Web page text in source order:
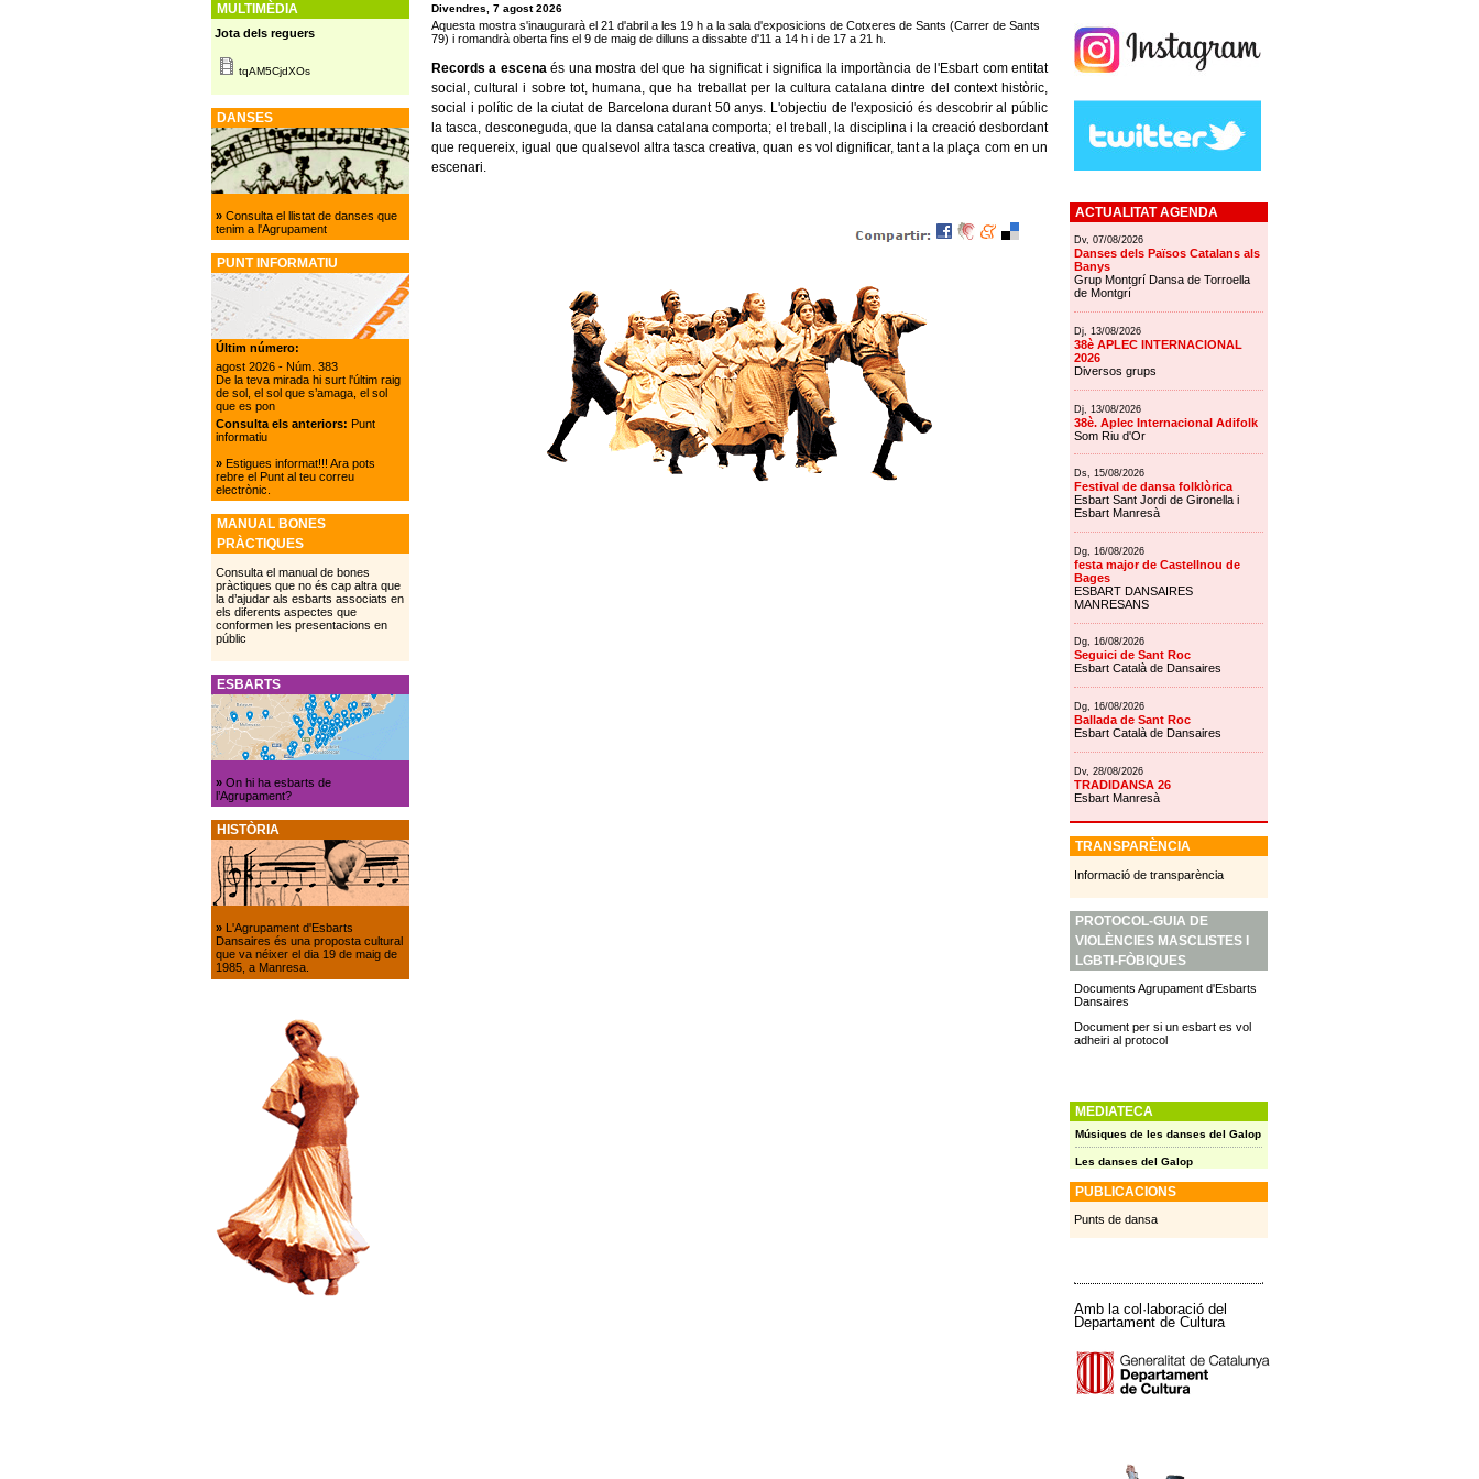
Divendres, 7 agost 2026
Aquesta mostra s'inaugurarà el 21 d'abril a les 19 h a la sala d'exposicions de Cotxeres de Sants (Carrer de Sants
79) i romandrà oberta fins el 9 de maig de dilluns a dissabte d'11 a 14 h i de 17 a 21 h.
Records a escena és una mostra del que ha significat i significa la importància de l'Esbart com entitat
social, cultural i sobre tot, humana, que ha treballat per la cultura catalana dintre del context històric,
social i polític de la ciutat de Barcelona durant 50 anys. L'objectiu de l'exposició és descobrir al públic
la tasca, desconeguda, que la dansa catalana comporta; el treball, la disciplina i la creació desbordant
que requereix, igual que qualsevol altra tasca creativa, quan es vol dignificar, tant a la plaça com en un
escenari.
MULTIMÈDIA
Jota dels reguers
tqAM5CjdXOs
DANSES
»Consulta el llistat de danses que
tenim a l'Agrupament
PUNT INFORMATIU
Últim número:
agost 2026 - Núm. 383
De la teva mirada hi surt l'últim raig
de sol, el sol que s’amaga, el sol
que es pon
Consulta els anteriors: Punt
informatiu
»Estigues informat!!! Ara pots
rebre el Punt al teu correu
electrònic.
MANUAL BONES
PRÀCTIQUES
Consulta el manual de bones
pràctiques que no és cap altra que
la d’ajudar als esbarts associats en
els diferents aspectes que
conformen les presentacions en
públic
ESBARTS
»On hi ha esbarts de
l’Agrupament?
HISTÒRIA
» L'Agrupament d'Esbarts
Dansaires és una proposta cultural
que va néixer el dia 19 de maig de
1985, a Manresa.
ACTUALITAT AGENDA
Dv, 07/08/2026
Danses dels Països Catalans als
Banys
Grup Montgrí Dansa de Torroella
de Montgrí
Dj, 13/08/2026
38è APLEC INTERNACIONAL
2026
Diversos grups
Dj, 13/08/2026
38è. Aplec Internacional Adifolk
Som Riu d'Or
Ds, 15/08/2026
Festival de dansa folklòrica
Esbart Sant Jordi de Gironella i
Esbart Manresà
Dg, 16/08/2026
festa major de Castellnou de
Bages
ESBART DANSAIRES
MANRESANS
Dg, 16/08/2026
Seguici de Sant Roc
Esbart Català de Dansaires
Dg, 16/08/2026
Ballada de Sant Roc
Esbart Català de Dansaires
Dv, 28/08/2026
TRADIDANSA 26
Esbart Manresà
TRANSPARÈNCIA
Informació de transparència
PROTOCOL-GUIA DE
VIOLÈNCIES MASCLISTES I
LGBTI-FÒBIQUES
Documents Agrupament d'Esbarts
Dansaires
Document per si un esbart es vol
adheiri al protocol
MEDIATECA
Músiques de les danses del Galop
Les danses del Galop
PUBLICACIONS
Punts de dansa
Amb la col·laboració del
Departament de Cultura